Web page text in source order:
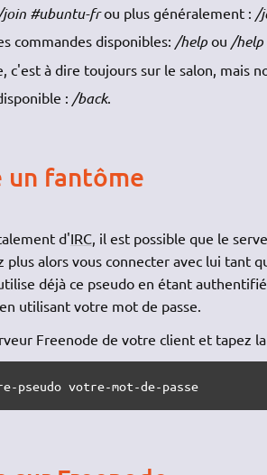
#ubuntu-frou plus généralement : /
commandes disponibles: /help ou /help
c'est à dire toujours sur le salon, mais
: /back.
un fantôme
d'IRC, il est possible que le
plus alors vous connecter avec lui tant
déjà ce pseudo en étant
utilisant votre mot de passe.
Freenode de votre client et tapez
pseudo votre-mot-de-passe